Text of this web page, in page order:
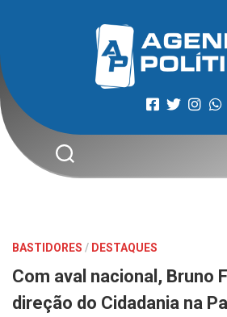
BASTIDORES / DESTAQUES
Com aval nacional, Bruno
direção do Cidadania na